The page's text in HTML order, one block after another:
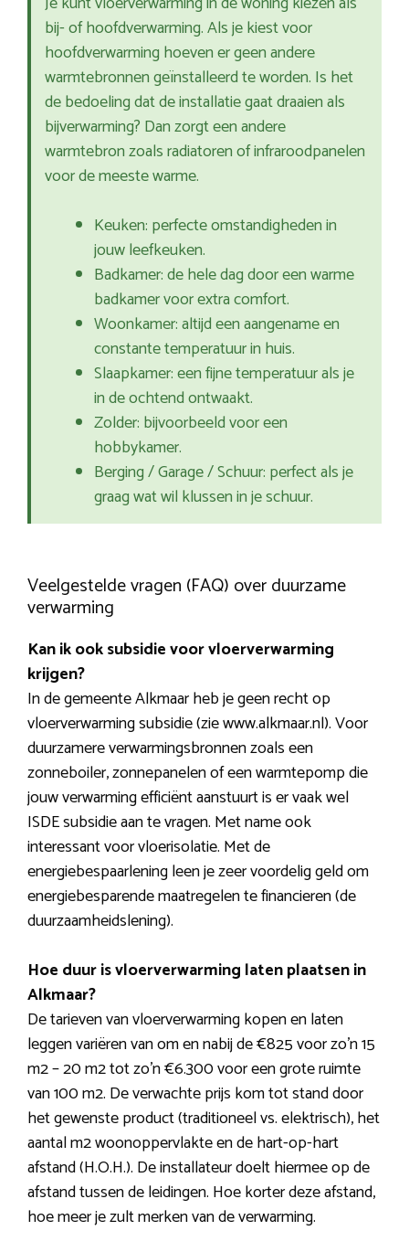
bij- of hoofdverwarming. Als je kiest voor
hoofdverwarming hoeven er geen andere
warmtebronnen geïnstalleerd te worden. Is het
de bedoeling dat de installatie gaat draaien als
bijverwarming? Dan zorgt een andere
warmtebron zoals radiatoren of infraroodpanelen
voor de meeste warme.
Keuken: perfecte omstandigheden in
jouw leefkeuken.
Badkamer: de hele dag door een warme
badkamer voor extra comfort.
Woonkamer: altijd een aangename en
constante temperatuur in huis.
Slaapkamer: een fijne temperatuur als je
in de ochtend ontwaakt.
Zolder: bijvoorbeeld voor een
hobbykamer.
Berging / Garage / Schuur: perfect als je
graag wat wil klussen in je schuur.
Veelgestelde vragen (FAQ) over duurzame
verwarming
Kan ik ook subsidie voor vloerverwarming
krijgen?
In de gemeente Alkmaar heb je geen recht op
vloerverwarming subsidie (zie www.alkmaar.nl). Voor
duurzamere verwarmingsbronnen zoals een
zonneboiler, zonnepanelen of een warmtepomp die
jouw verwarming efficiënt aanstuurt is er vaak wel
ISDE subsidie aan te vragen. Met name ook
interessant voor vloerisolatie. Met de
energiebespaarlening leen je zeer voordelig geld om
energiebesparende maatregelen te financieren (de
duurzaamheidslening).
Hoe duur is vloerverwarming laten plaatsen in
Alkmaar?
De tarieven van vloerverwarming kopen en laten
leggen variëren van om en nabij de €825 voor zo’n 15
m2 – 20 m2 tot zo’n €6.300 voor een grote ruimte
van 100 m2. De verwachte prijs kom tot stand door
het gewenste product (traditioneel vs. elektrisch), het
aantal m2 woonoppervlakte en de hart-op-hart
afstand (H.O.H.). De installateur doelt hiermee op de
afstand tussen de leidingen. Hoe korter deze afstand,
hoe meer je zult merken van de verwarming.